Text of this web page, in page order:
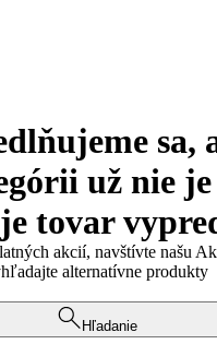
sa,
už nie
tovar
akcií, navštívte našu
alternatívne produkty
Hľadanie